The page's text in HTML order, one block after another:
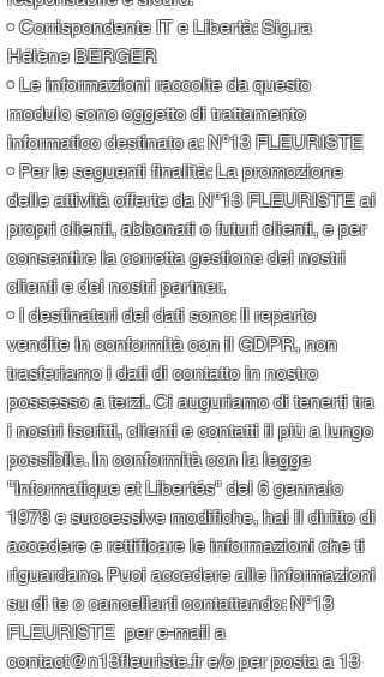
• Corrispondente IT e Libertà: Sig.ra
Hélène BERGER
• Le informazioni raccolte da questo
modulo sono oggetto di trattamento
informatico destinato a: N°13 FLEURISTE
• Per le seguenti finalità: La promozione
delle attività offerte da N°13 FLEURISTE ai
propri clienti, abbonati o futuri clienti, e per
consentire la corretta gestione dei nostri
clienti e dei nostri partner.
• I destinatari dei dati sono: Il reparto
vendite In conformità con il GDPR, non
trasferiamo i dati di contatto in nostro
possesso a terzi. Ci auguriamo di tenerti tra
i nostri iscritti, clienti e contatti il più a lungo
possibile. In conformità con la legge
"Informatique et Libertés" del 6 gennaio
1978 e successive modifiche, hai il diritto di
accedere e rettificare le informazioni che ti
riguardano. Puoi accedere alle informazioni
su di te o cancellarti contattando: N°13
FLEURISTE per e-mail a
contact@n13fleuriste.fre/o per posta a 13